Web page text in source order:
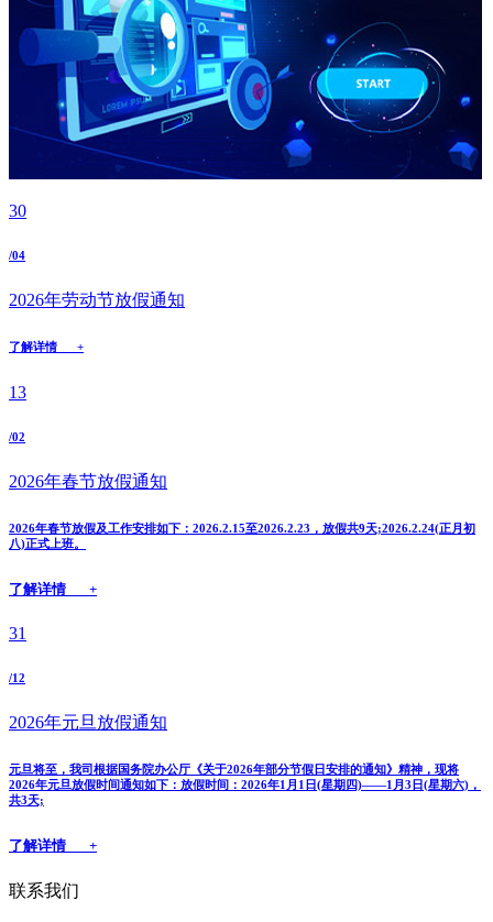
30
/04
2026年劳动节放假通知
了解详情 +
13
/02
2026年春节放假通知
2026年春节放假及工作安排如下：2026.2.15至2026.2.23，放假共9天;2026.2.24(正月初
八)正式上班。
了解详情 +
31
/12
2026年元旦放假通知
元旦将至，我司根据国务院办公厅《关于2026年部分节假日安排的通知》精神，现将
2026年元旦放假时间通知如下：放假时间：2026年1月1日(星期四)——1月3日(星期六)，
共3天;
了解详情 +
联系我们